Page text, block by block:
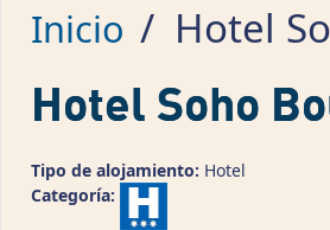
Inicio / Hotel
Hotel Soho
Tipo de alojamiento: Hotel
Categoría: